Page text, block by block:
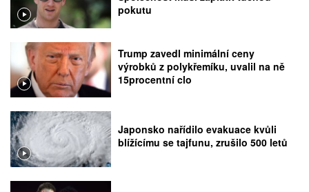
pokutu
Trump zavedl minimální ceny
výrobků z polykřemíku, uvalil na ně
15procentní clo
Japonsko nařídilo evakuace kvůli
blížícímu se tajfunu, zrušilo 500 letů